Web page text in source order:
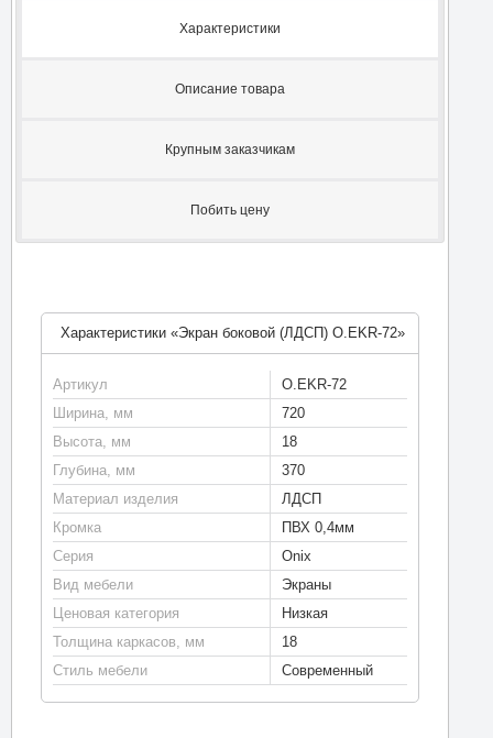
Характеристики
Описание товара
Крупным заказчикам
Побить цену
Характеристики «Экран боковой (ЛДСП) O.EKR-72»
Артикул
O.EKR-72
Ширина, мм
720
Высота, мм
18
Глубина, мм
370
Материал изделия
ЛДСП
Кромка
ПВХ 0,4мм
Серия
Onix
Вид мебели
Экраны
Ценовая категория
Низкая
Толщина каркасов, мм
18
Стиль мебели
Современный